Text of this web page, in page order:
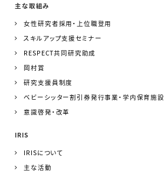
主な取組み
女性研究者採用・上位職登用
スキルアップ支援セミナー
RESPECT共同研究助成
岡村賞
研究支援員制度
ベビーシッター割引券発行事業・学内保育施設
意識啓発・改革
IRIS
IRISについて
主な活動